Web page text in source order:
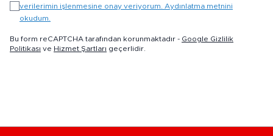
verilerimin işlenmesine onay veriyorum. Aydınlatma metnini
okudum.
Bu form reCAPTCHA tarafından korunmaktadır - Google Gizlilik
Politikası ve Hizmet Şartları geçerlidir.